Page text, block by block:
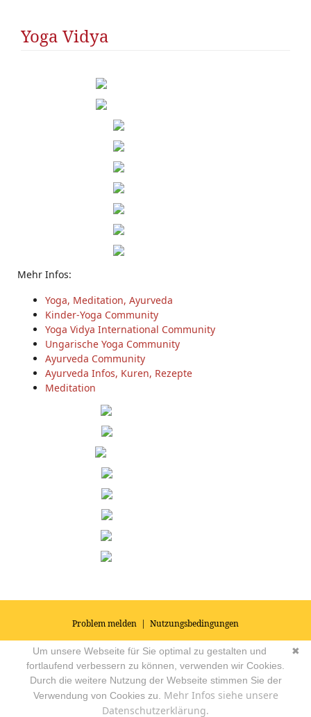
Yoga Vidya
Mehr Infos:
Yoga, Meditation, Ayurveda
Kinder-Yoga Community
Yoga Vidya International Community
Ungarische Yoga Community
Ayurveda Community
Ayurveda Infos, Kuren, Rezepte
Meditation
Problem melden | Nutzungsbedingungen
© 2026Impressum|Datenschutz|AGB's| Yoga Vidya Community -
Forum für Yoga, Meditation und Ayurveda Powered by
✖
Um unsere Webseite für Sie optimal zu gestalten und
fortlaufend verbessern zu können, verwenden wir Cookies.
Durch die weitere Nutzung der Webseite stimmen Sie der
Verwendung von Cookies zu. Mehr Infos siehe unsere
Datenschutzerklärung.